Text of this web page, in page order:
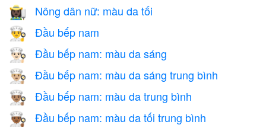
👩🏿‍🌾 Nông dân nữ: màu da tối
👨‍🍳 Đầu bếp nam
👨🏻‍🍳 Đầu bếp nam: màu da sáng
👨🏼‍🍳 Đầu bếp nam: màu da sáng trung bình
👨🏽‍🍳 Đầu bếp nam: màu da trung bình
👨🏾‍🍳 Đầu bếp nam: màu da tối trung bình